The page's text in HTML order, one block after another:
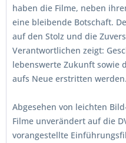
haben die Filme, neben
eine bleibende Botschaft.
auf den Stolz und die
Verantwortlichen zeigt:
lebenswerte Zukunft sowie
aufs Neue erstritten werden.
Abgesehen von leichten
Filme unverändert auf die
vorangestellte